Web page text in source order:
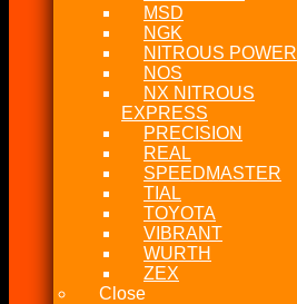
MSD
NGK
NITROUS POWER
NOS
NX NITROUS
EXPRESS
PRECISION
REAL
SPEEDMASTER
TIAL
TOYOTA
VIBRANT
WURTH
ZEX
Close